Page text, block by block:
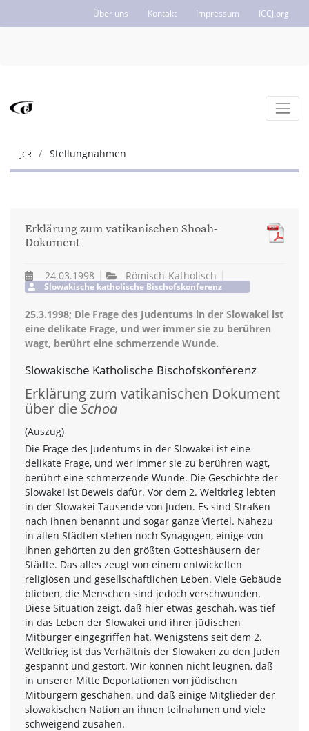
Über uns Kontakt Impressum ICCJ.org
JCR Stellungnahmen
Erklärung zum vatikanischen Shoah-
Dokument
24.03.1998 Römisch-Katholisch
Slowakische katholische Bischofskonferenz
25.3.1998; Die Frage des Judentums in der Slowakei ist
eine delikate Frage, und wer immer sie zu berühren
wagt, berührt eine schmerzende Wunde.
Slowakische Katholische Bischofskonferenz
Erklärung zum vatikanischen Dokument
über dieSchoa
(Auszug)
Die Frage des Judentums in der Slowakei ist eine
delikate Frage, und wer immer sie zu berühren wagt,
berührt eine schmerzende Wunde. Die Geschichte der
Slowakei ist Beweis dafür. Vor dem 2. Weltkrieg lebten
in der Slowakei Tausende von Juden. Es sind Straßen
nach ihnen benannt und sogar ganze Viertel. Nahezu
in allen Städten stehen noch Synagogen, einige von
ihnen gehörten zu den größten Gotteshäusern der
Städte. Das alles zeugt von einem entwickelten
religiösen und gesellschaftlichen Leben. Viele Gebäude
blieben, die Menschen sind jedoch verschwunden.
Diese Situation zeigt, daß hier etwas geschah, was tief
in das Leben der Slowakei und ihrer jüdischen
Mitbürger eingegriffen hat. Wenigstens seit dem 2.
Weltkrieg ist das Verhältnis der Slowaken zu den Juden
gespannt und gestört. Wir können nicht leugnen, daß
in unserer Mitte Deportationen von jüdischen
Mitbürgern geschahen, und daß einige Mitglieder der
slowakischen Nation an ihnen teilnahmen und viele
schweigend zusahen.